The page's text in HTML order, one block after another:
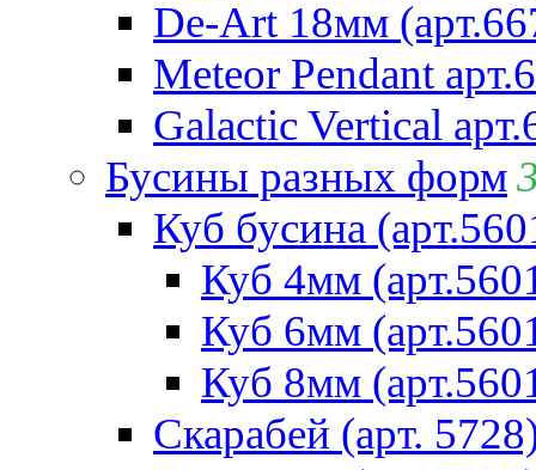
De-Art 18мм
Meteor Pendant
Galactic Vertical
Бусины разных форм
Куб бусина
Куб 4мм
Куб 6мм
Куб 8мм
Скарабей (арт.